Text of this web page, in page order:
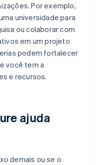
Por exemplo,
universidade para
ou colaborar com
em um projeto
podem fortalecer
você tem a
e recursos.
ajuda
demais ou se o